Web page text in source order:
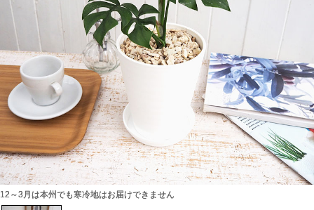
12～3月は本州でも寒冷地はお届けできません